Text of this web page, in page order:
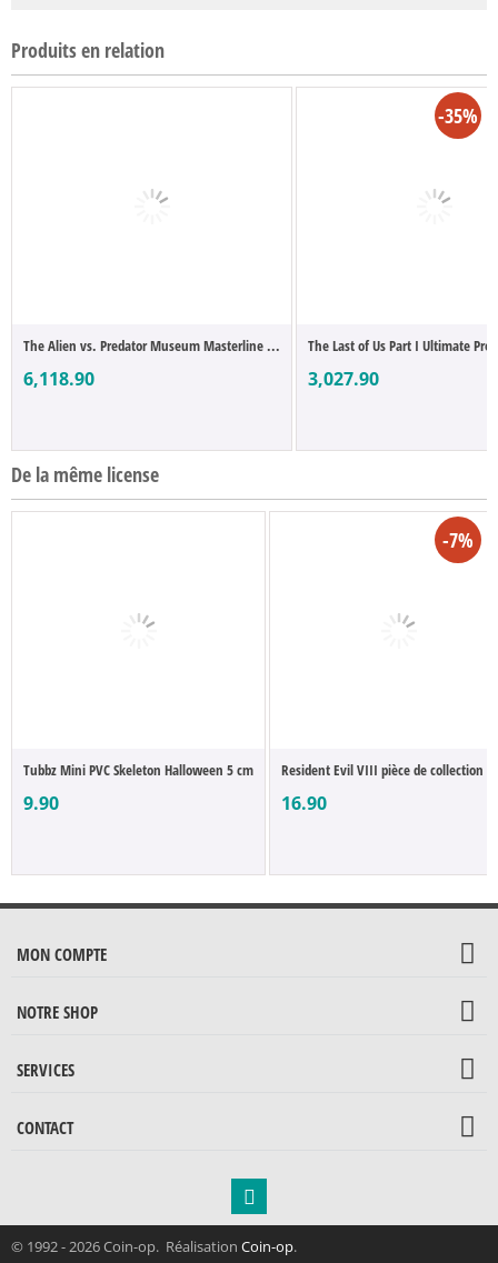
Produits en relation
The Alien vs. Predator Museum Masterline ...
6,118.90
The Last of Us Part I Ultimate
3,027.90
-35%
De la même license
Tubbz Mini PVC Skeleton Halloween 5 cm
9.90
Resident Evil VIII pièce de collection
16.90
-7%
MON COMPTE
NOTRE SHOP
SERVICES
CONTACT
© 1992 - 2026 Coin-op. Réalisation Coin-op.